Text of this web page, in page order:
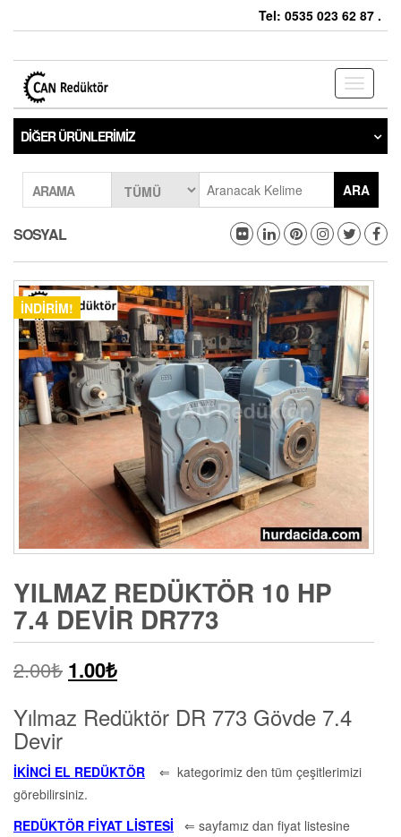
Tel: 0535 023 62 87 .
Toggle
DIĞER ÜRÜNLERIMIZ
ARAMA ARA
SOSYAL
İNDIRIM!
YILMAZ REDÜKTÖR 10 HP
7.4 DEVIR DR773
2.00₺ 1.00₺
Yılmaz Redüktör DR 773 Gövde 7.4
Devir
İKİNCİ EL REDÜKTÖR ⇐ kategorimiz den tüm çeşitlerimizi
görebilirsiniz.
REDÜKTÖR FİYAT LİSTESİ ⇐ sayfamız dan fiyat listesine